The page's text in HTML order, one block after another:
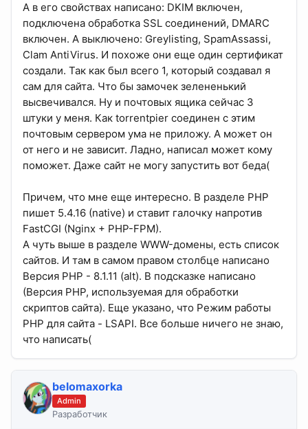
А в его свойствах написано: DKIM включен,
подключена обработка SSL соединений, DMARC
включен. А выключено: Greylisting, SpamAssassi,
Clam AntiVirus. И похоже они еще один сертификат
создали. Так как был всего 1, который создавал я
сам для сайта. Что бы замочек зелененький
высвечивался. Ну и почтовых ящика сейчас 3
штуки у меня. Как torrentpier соединен с этим
почтовым сервером ума не приложу. А может он
от него и не зависит. Ладно, написал может кому
поможет. Даже сайт не могу запустить вот беда(
Причем, что мне еще интересно. В разделе PHP
пишет 5.4.16 (native) и ставит галочку напротив
FastCGI (Nginx + PHP-FPM).
А чуть выше в разделе WWW-домены, есть список
сайтов. И там в самом правом столбце написано
Версия PHP - 8.1.11 (alt). В подсказке написано
(Версия PHP, используемая для обработки
скриптов сайта). Еще указано, что Режим работы
PHP для сайта - LSAPI. Все больше ничего не знаю,
что написать(
belomaxorka
Admin
Разработчик